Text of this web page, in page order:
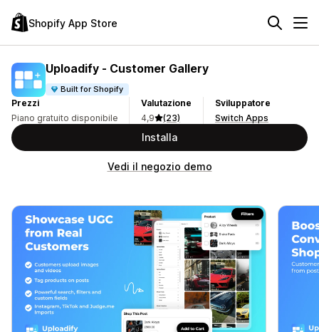
Shopify App Store
Uploadify ‑ Customer Gallery
Built for Shopify
Prezzi
Piano gratuito disponibile
Valutazione
4,9
(23)
Sviluppatore
Switch Apps
Installa
Vedi il negozio demo